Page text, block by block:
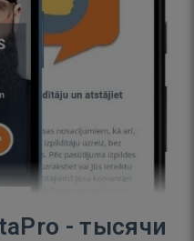
- тысячи